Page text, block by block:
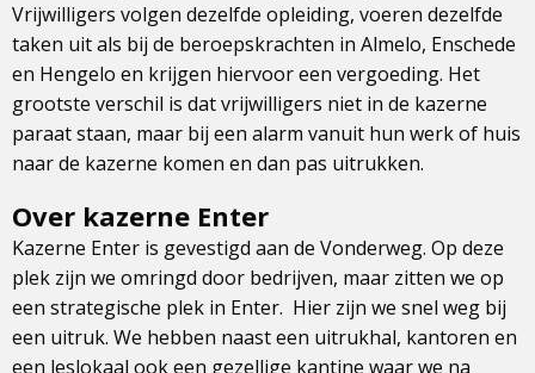
Vrijwilligers volgen dezelfde opleiding, voeren dezelfde
taken uit als bij de beroepskrachten in Almelo, Enschede
en Hengelo en krijgen hiervoor een vergoeding. Het
grootste verschil is dat vrijwilligers niet in de kazerne
paraat staan, maar bij een alarm vanuit hun werk of huis
naar de kazerne komen en dan pas uitrukken.
Over kazerne Enter
Kazerne Enter is gevestigd aan de Vonderweg. Op deze
plek zijn we omringd door bedrijven, maar zitten we op
een strategische plek in Enter. Hier zijn we snel weg bij
een uitruk. We hebben naast een uitrukhal, kantoren en
een leslokaal ook een gezellige kantine waar we na